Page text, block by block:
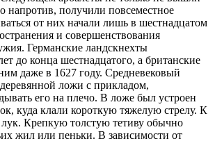
напротив, получили повсеместное
от них начали лишь в шестнадцатом
и совершенствования
Германские ландскнехты
до конца шестнадцатого, а британские
даже в 1627 году. Средневековый
деревянной ложи с прикладом,
его на плечо. В ложе был устроен
куда клали короткую тяжелую стрелу. К
Крепкую толстую тетиву обычно
жил или пеньки. В зависимости от